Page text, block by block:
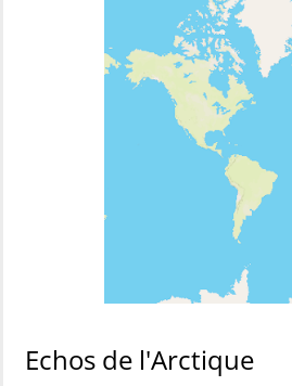
Echos de l'Arctique